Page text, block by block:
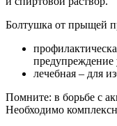
Болтушка от прыщей
предупреждение
лечебная – для
Помните: в борьбе с
Необходимо